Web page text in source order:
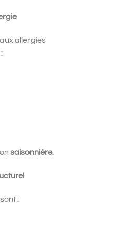
allergies
saisonnière
: